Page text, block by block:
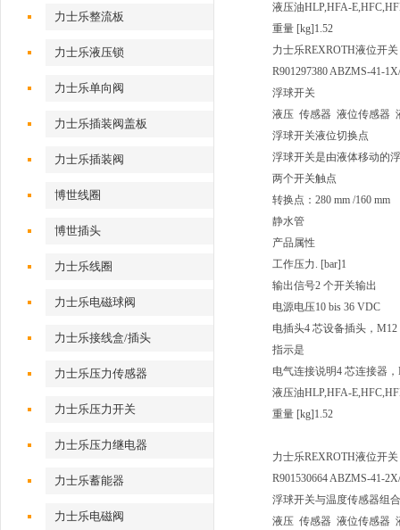
力士乐整流板
力士乐液压锁
力士乐单向阀
力士乐插装阀盖板
力士乐插装阀
博世线圈
博世插头
力士乐线圈
力士乐电磁球阀
力士乐接线盒/插头
力士乐压力传感器
力士乐压力开关
力士乐压力继电器
力士乐蓄能器
力士乐电磁阀
液压油HLP,HFA-
重量 [kg]1.52
力士乐REXROTH液位开关
R901297380 ABZMS-41-
浮球开关
液压 传感器 液位传感器
浮球开关液位切换点
浮球开关是由液体移动的
两个开关触点
转换点：280 mm /160 mm
静水管
产品属性
工作压力. [bar]1
输出信号2 个开关输出
电源电压10 bis 36 VDC
电插头4 芯设备插头，M12
指示是
电气连接说明4 芯连接器
液压油HLP,HFA-
重量 [kg]1.52
力士乐REXROTH液位开
R901530664 ABZMS-41-
浮球开关与温度传感器组合
液压 传感器 液位传感器